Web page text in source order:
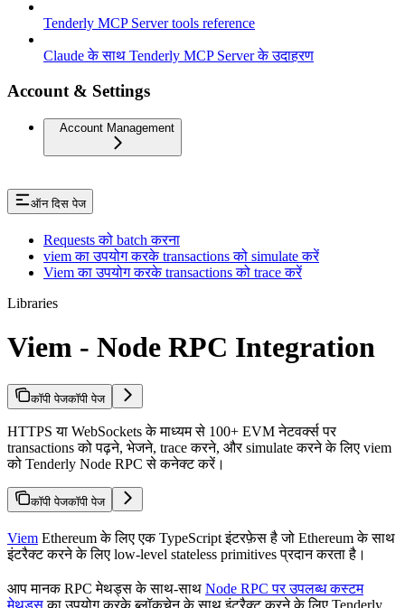
Tenderly MCP Server tools reference
Claude के साथ Tenderly MCP Server के उदाहरण
Account & Settings
Account Management
ऑन दिस पेज
Requests को batch करना
viem का उपयोग करके transactions को simulate करें
Viem का उपयोग करके transactions को trace करें
Libraries
Viem - Node RPC Integration
कॉपी पेजकॉपी पेज
HTTPS या WebSockets के माध्यम से 100+ EVM नेटवर्क्स पर
transactions को पढ़ने, भेजने, trace करने, और simulate करने के लिए viem
को Tenderly Node RPC से कनेक्ट करें।
कॉपी पेजकॉपी पेज
Viem Ethereum के लिए एक TypeScript इंटरफ़ेस है जो Ethereum के साथ
इंटरैक्ट करने के लिए low-level stateless primitives प्रदान करता है।
आप मानक RPC मेथड्स के साथ-साथ Node RPC पर उपलब्ध कस्टम
मेथड्सका उपयोग करके ब्लॉकचेन के साथ इंटरैक्ट करने के लिए Tenderly